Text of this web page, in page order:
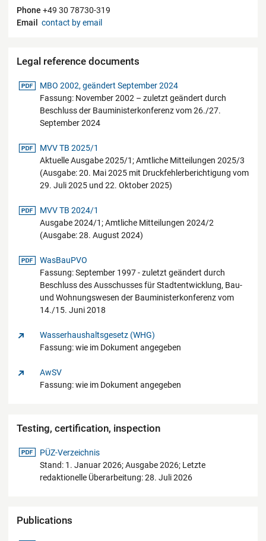
Phone +49 30 78730-319
Email
contact by email
Legal reference documents
pdf-Datei
MBO 2002, geändert September 2024
Fassung: November 2002 – zuletzt geändert durch
Beschluss der Bauministerkonferenz vom 26./27.
September 2024
pdf-Datei
MVV TB 2025/1
Aktuelle Ausgabe 2025/1; Amtliche Mitteilungen 2025/3
(Ausgabe: 20. Mai 2025 mit Druckfehlerberichtigung vom
29. Juli 2025 und 22. Oktober 2025)
pdf-Datei
MVV TB 2024/1
Ausgabe 2024/1; Amtliche Mitteilungen 2024/2
(Ausgabe: 28. August 2024)
pdf-Datei
WasBauPVO
Fassung: September 1997 - zuletzt geändert durch
Beschluss des Ausschusses für Stadtentwicklung, Bau-
und Wohnungswesen der Bauministerkonferenz vom
14./15. Juni 2018
Wasserhaushaltsgesetz (WHG)
Fassung: wie im Dokument angegeben
AwSV
Fassung: wie im Dokument angegeben
Testing, certification, inspection
pdf-Datei
PÜZ-Verzeichnis
Stand: 1. Januar 2026; Ausgabe 2026; Letzte
redaktionelle Überarbeitung: 28. Juli 2026
Publications